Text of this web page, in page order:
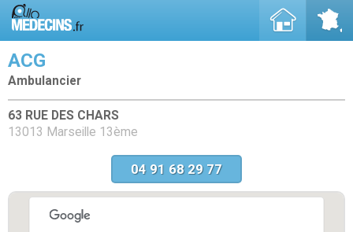
ACG
Ambulancier
63 RUE DES CHARS
13013 Marseille 13ème
04 91 68 29 77